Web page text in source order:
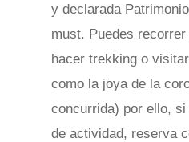
y declarada
must. Puedes
hacer trekking o
como la joya de la
concurrida) por ello,
de actividad, reserva